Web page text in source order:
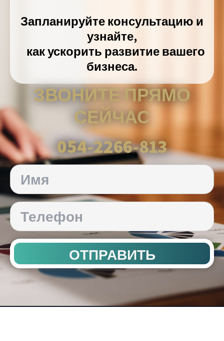
Запланируйте консультацию и
узнайте,
как ускорить развитие вашего
бизнеса.
ЗВОНИТЕ ПРЯМО
СЕЙЧАС
054-2266-813
ОТПРАВИТЬ